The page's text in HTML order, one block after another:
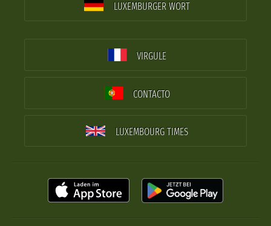
LUXEMBURGER WORT
VIRGULE
CONTACTO
LUXEMBOURG TIMES